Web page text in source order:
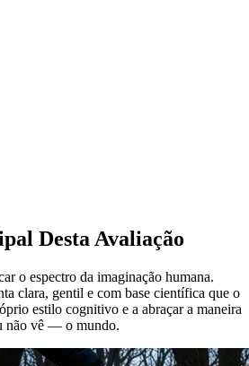
Desta Avaliação
o espectro da imaginação humana.
clara, gentil e com base científica que o
estilo cognitivo e a abraçar a maneira
não vê — o mundo.